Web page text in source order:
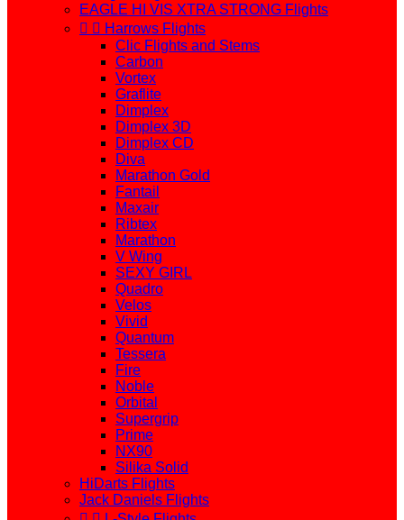
EAGLE HI VIS XTRA STRONG Flights
  Harrows Flights
Clic Flights and Stems
Carbon
Vortex
Graflite
Dimplex
Dimplex 3D
Dimplex CD
Diva
Marathon Gold
Fantail
Maxair
Ribtex
Marathon
V Wing
SEXY GIRL
Quadro
Velos
Vivid
Quantum
Tessera
Fire
Noble
Orbital
Supergrip
Prime
NX90
Silika Solid
HiDarts Flights
Jack Daniels Flights